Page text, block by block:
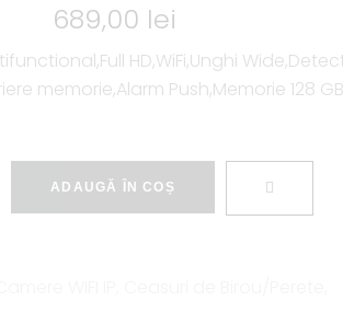
689,00 lei
HD,WiFi,Unghi
memorie,Alarm Push,Memorie 128 GB
ADAUGĂ ÎN COȘ